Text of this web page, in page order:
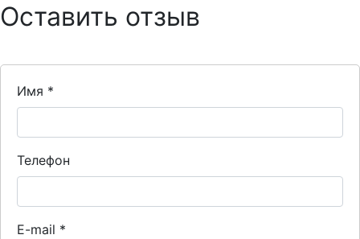
Оставить отзыв
Имя *
Телефон
E-mail *